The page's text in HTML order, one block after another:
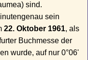
sind.
sein
22. Oktober 1961, als
Buchmesse der
wurde, auf nur 0°06'